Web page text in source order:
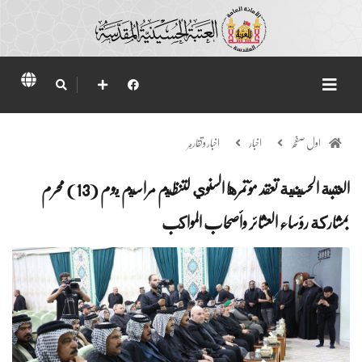
اول صفحہ اخبار اخبار وتقارير
العتبة الحسينية تعقد مؤتمرها السنوي لتنظيم مراسيم يوم (13) محرم
بمشاركة رؤساء العشائر وأصحاب المواكب